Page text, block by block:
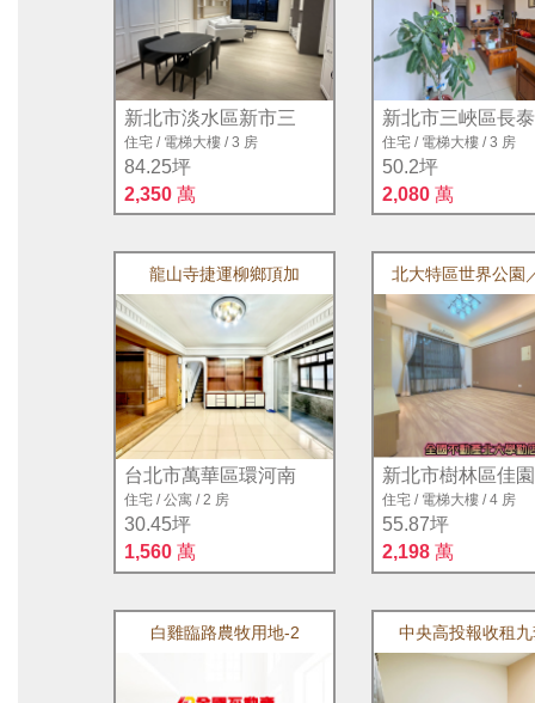
新北市淡水區新市三
住宅 / 電梯大樓 /3 房
84.25坪
2,350 萬
新北市三峽區長
住宅 / 電梯大樓 /3 房
50.2坪
2,080 萬
龍山寺捷運柳鄉頂加
台北市萬華區環河南
住宅 /公寓 /2 房
30.45坪
1,560 萬
北大特區世界公園
新北市樹林區佳
住宅 / 電梯大樓 /4 房
55.87坪
2,198 萬
白雞臨路農牧用地-2 中央高投報收租
易昇地政士聯盟事務所
02-22422405
浩揚地政士聯盟事務所
02-22475598
昱森地政士聯盟事務所
正業地政士聯盟事務所
02-22702368
迦南地政士聯盟事務所
02-86715688
王琪地政士聯盟事務所
02-89811105
通瀛地政士聯盟事務所